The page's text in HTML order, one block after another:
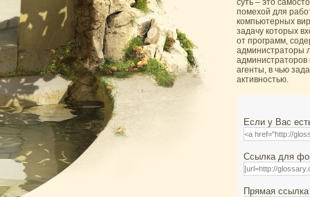
суть – это
помехой для
компьютерных
задачу которых
от программ,
администраторы
администраторов
агенты, в чью
активностью.
Если у Вас
Ссылка для
Прямая